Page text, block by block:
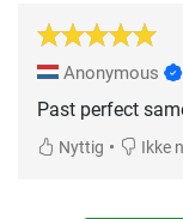
Anonymous
Past perfect
Nyttig • Ikke